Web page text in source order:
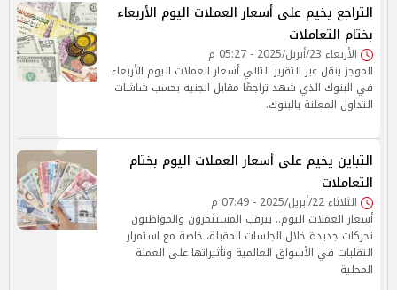
التراجع يخيم على أسعار العملات اليوم الأربعاء
بختام التعاملات
الأربعاء 23/أبريل/2025 - 05:27 م
الموجز ينقل عبر التقرير التالي أسعار العملات اليوم الأربعاء
في البنوك الذي شهد تراجعًا مقابل الجنيه بحسب شاشات
التداول المعلنة بالبنوك.
التباين يخيم على أسعار العملات اليوم بختام
التعاملات
الثلاثاء 22/أبريل/2025 - 07:49 م
أسعار العملات اليوم.. يترقب المستثمرون والمواطنون
تحركات جديدة خلال الجلسات المقبلة، خاصة مع استمرار
التقلبات في الأسواق العالمية وتأثيراتها على العملة
المحلية